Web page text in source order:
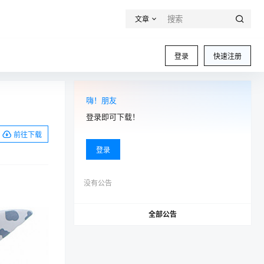
文章
登录 快速注册
前往下载
嗨！朋友
登录即可下载！
登录
没有公告
全部公告